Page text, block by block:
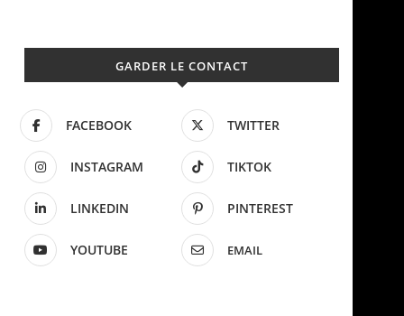
GARDER LE CONTACT
FACEBOOK TWITTER
INSTAGRAM TIKTOK
LINKEDIN PINTEREST
YOUTUBE EMAIL